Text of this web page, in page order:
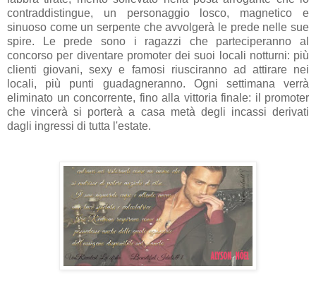
contraddistingue, un personaggio losco, magnetico e
sinuoso come un serpente che avvolgerà le prede nelle sue
spire. Le prede sono i ragazzi che parteciperanno al
concorso per diventare promoter dei suoi locali notturni: più
clienti giovani, sexy e famosi riusciranno ad attirare nei
locali, più punti guadagneranno. Ogni settimana verrà
eliminato un concorrente, fino alla vittoria finale: il promoter
che vincerà si porterà a casa metà degli incassi derivati
dagli ingressi di tutta l'estate.